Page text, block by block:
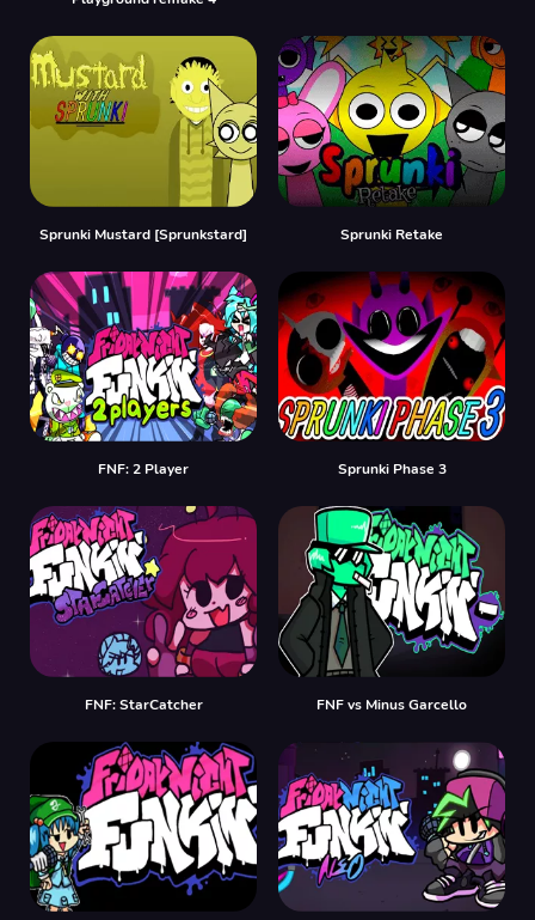
Sprunki Mustard [Sprunkstard] Sprunki Retake
FNF: 2 Player Sprunki Phase 3
FNF: StarCatcher FNF vs Minus Garcello